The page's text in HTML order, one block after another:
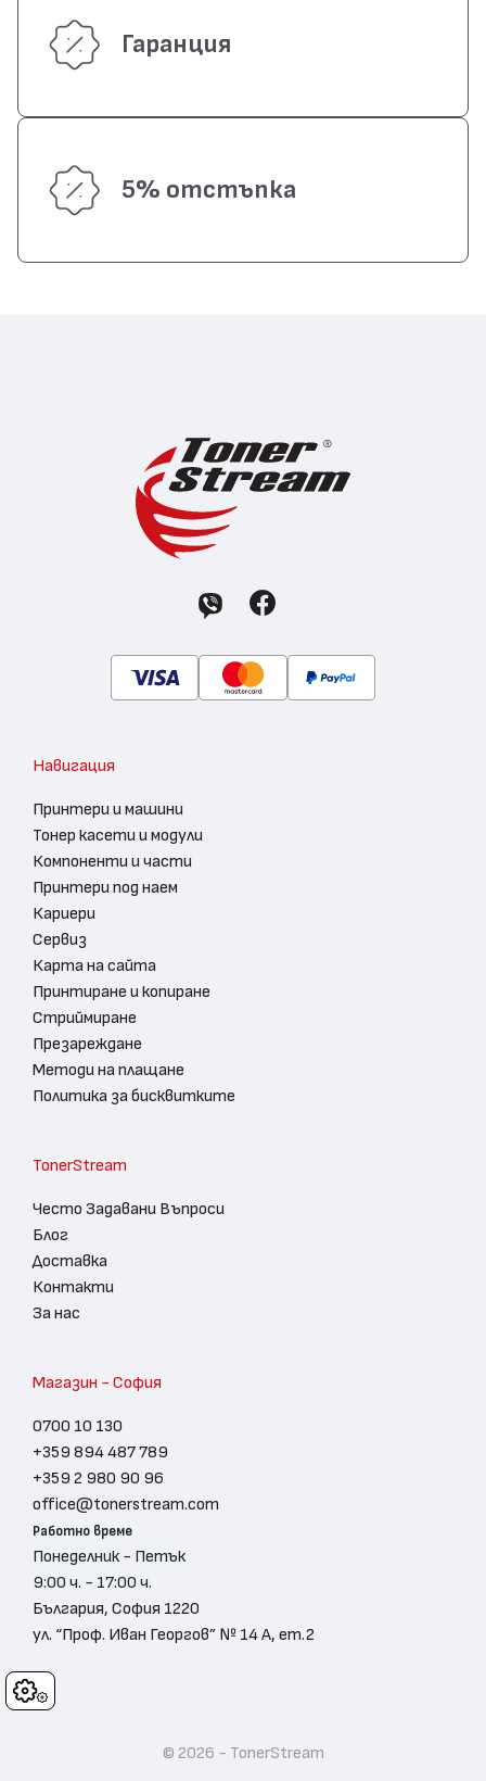
Cookies
Гаранция
5% отстъпка
Навигация
Принтери и машини
Тонер касети и модули
Компоненти и части
Принтери под наем
Кариери
Сервиз
Карта на сайта
Принтиране и копиране
Стриймиране
Презареждане
Методи на плащане
Политика за бисквитките
TonerStream
Често Задавани Въпроси
Блог
Доставка
Контакти
За нас
Магазин - София
0700 10 130
+359 894 487 789
+359 2 980 90 96
office@tonerstream.com
Работно време
Понеделник - Петък
9:00 ч. - 17:00 ч.
България, София 1220
ул. “Проф. Иван Георгов” № 14 А, ет.2
© 2026 - TonerStream